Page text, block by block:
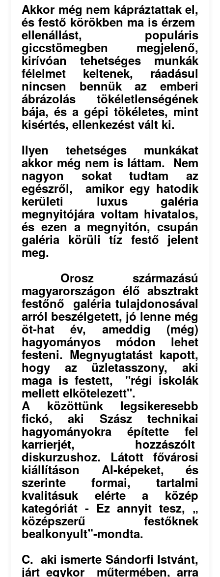
Akkor még nem kápráztattak el,
és festő körökben ma is érzem
ellenállást, populáris
giccstömegben megjelenő,
kirívóan tehetséges munkák
félelmet keltenek, ráadásul
nincsen bennük az emberi
ábrázolás tökéletlenségének
bája, és a gépi tökéletes, mint
kisértés, ellenkezést vált ki.
Ilyen tehetséges munkákat
akkor még nem is láttam. Nem
nagyon sokat tudtam az
egészről, amikor egy hatodik
kerületi luxus galéria
megnyitójára voltam hivatalos,
és ezen a megnyitón, csupán
galéria körüli tíz festő jelent
meg.
Orosz származású
magyarországon élő absztrakt
festőnő galéria tulajdonosával
arról beszélgetett, jó lenne még
öt-hat év, ameddig (még)
hagyományos módon lehet
festeni. Megnyugtatást kapott,
hogy az üzletasszony, aki
maga is festett, "régi iskolák
mellett elkötelezett".
A közöttünk legsikeresebb
fickó, aki Szász technikai
hagyományokra építette fel
karrierjét, hozzászólt
diskurzushoz. Látott fővárosi
kiállításon AI-képeket, és
szerinte formai, tartalmi
kvalitásuk elérte a közép
kategóriát - Ez annyit tesz, „
középszerű festőknek
bealkonyult”-mondta.
C. aki ismerte Sándorfi Istvánt,
járt egykor műtermében, arra